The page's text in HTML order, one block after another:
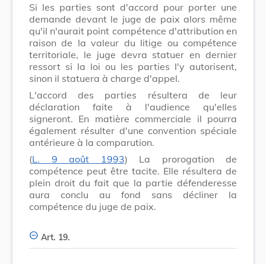
Si les parties sont d'accord pour porter une
demande devant le juge de paix alors même
qu'il n'aurait point compétence d'attribution en
raison de la valeur du litige ou compétence
territoriale, le juge devra statuer en dernier
ressort si la loi ou les parties l'y autorisent,
sinon il statuera à charge d'appel.
L'accord des parties résultera de leur
déclaration faite à l'audience qu'elles
signeront. En matière commerciale il pourra
également résulter d'une convention spéciale
antérieure à la comparution.
(L. 9 août 1993) La prorogation de
compétence peut être tacite. Elle résultera de
plein droit du fait que la partie défenderesse
aura conclu au fond sans décliner la
compétence du juge de paix.
Art. 19.